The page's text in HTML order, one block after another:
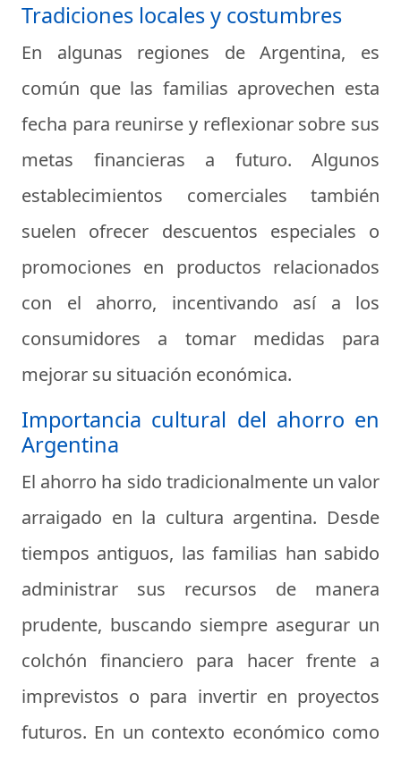
Tradiciones locales y costumbres
En algunas regiones de Argentina, es
común que las familias aprovechen esta
fecha para reunirse y reflexionar sobre sus
metas financieras a futuro. Algunos
establecimientos comerciales también
suelen ofrecer descuentos especiales o
promociones en productos relacionados
con el ahorro, incentivando así a los
consumidores a tomar medidas para
mejorar su situación económica.
Importancia cultural del ahorro en
Argentina
El ahorro ha sido tradicionalmente un valor
arraigado en la cultura argentina. Desde
tiempos antiguos, las familias han sabido
administrar sus recursos de manera
prudente, buscando siempre asegurar un
colchón financiero para hacer frente a
imprevistos o para invertir en proyectos
futuros. En un contexto económico como